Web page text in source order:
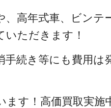
、高年式車、ビンテ
いただきます！
手続き等にも費用は
ます！高価買取実施